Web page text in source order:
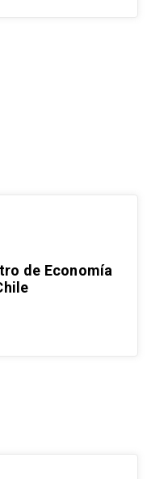
de Economía